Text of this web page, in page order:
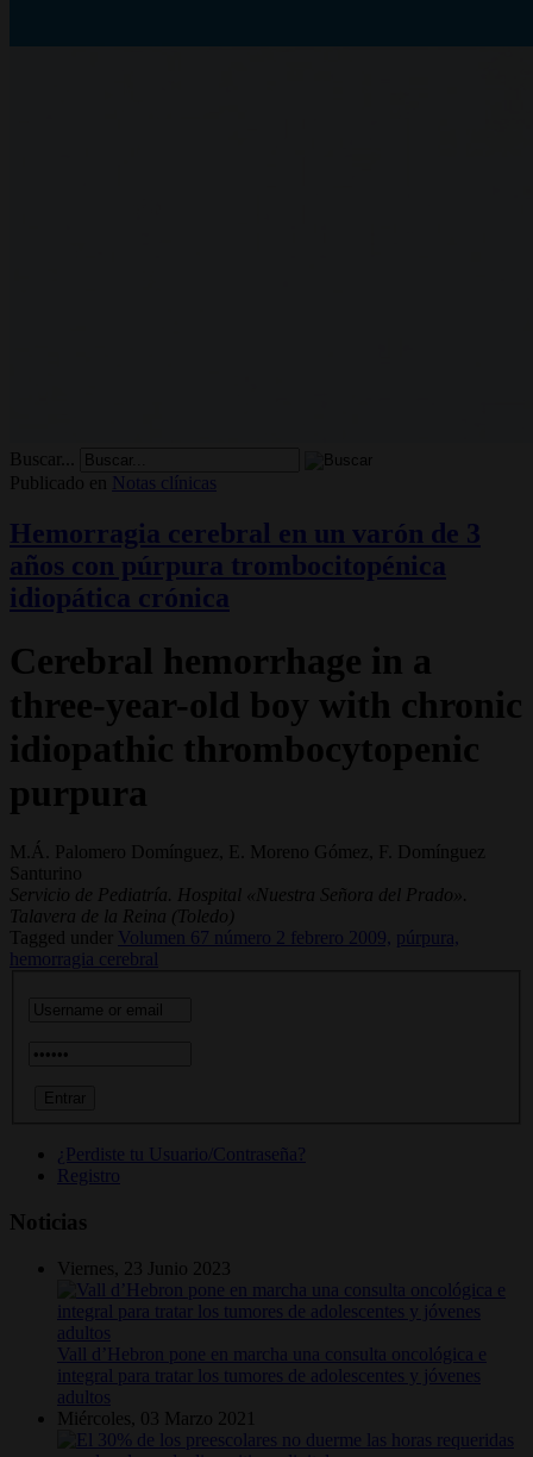
Buscar...
Publicado en
Notas clínicas
Hemorragia cerebral en un varón de 3
años con púrpura trombocitopénica
idiopática crónica
Cerebral hemorrhage in a
three-year-old boy with chronic
idiopathic thrombocytopenic
purpura
M.Á. Palomero Domínguez, E. Moreno Gómez, F. Domínguez
Santurino
Servicio de Pediatría. Hospital «Nuestra Señora del Prado».
Talavera de la Reina (Toledo)
Tagged under
Volumen 67 número 2 febrero 2009, púrpura,
hemorragia cerebral
¿Perdiste tu Usuario/Contraseña?
Registro
Noticias
Viernes, 23 Junio 2023
Vall d’Hebron pone en marcha una consulta oncológica e
integral para tratar los tumores de adolescentes y jóvenes
adultos
Miércoles, 03 Marzo 2021